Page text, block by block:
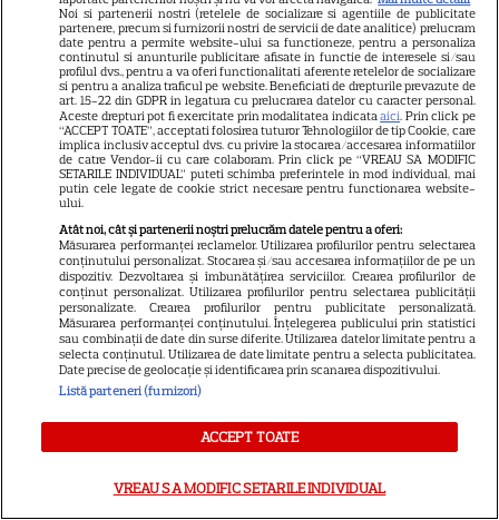
SERIALE AMERICANE
Sandra Oh dezvăluie de ce a
plecat din „Anatomia lui Grey”.
Discuția cu Shonda Rhimes
care a schimbat totul pentru
Cristina Yang
ARTICOLE PARTENERI
Horoscop Urania | Previziuni
astrologice pentru perioada 1 –
Noi si partenerii nostri (retelele de socializare si agentiile de publicitate
partenere, precum si furnizorii nostri de servicii de date analitice) prelucram
date pentru a permite website-ului sa functioneze, pentru a personaliza
continutul si anunturile publicitare afisate in functie de interesele si/sau
profilul dvs., pentru a va oferi functionalitati aferente retelelor de socializare
si pentru a analiza traficul pe website. Beneficiati de drepturile prevazute de
art. 15-22 din GDPR in legatura cu prelucrarea datelor cu caracter personal.
Aceste drepturi pot fi exercitate prin modalitatea indicataaici. Prin click pe
“ACCEPT TOATE”, acceptati folosirea tuturor Tehnologiilor de tip Cookie, care
implica inclusiv acceptul dvs. cu privire la stocarea/accesarea informatiilor
de catre Vendor-ii cu care colaboram. Prin click pe “VREAU SA MODIFIC
SETARILE INDIVIDUAL” puteti schimba preferintele in mod individual, mai
putin cele legate de cookie strict necesare pentru functionarea website-
ului.
Atât noi, cât și partenerii noștri prelucrăm datele pentru a oferi:
Măsurarea performanței reclamelor. Utilizarea profilurilor pentru selectarea
conținutului personalizat. Stocarea și/sau accesarea informațiilor de pe un
dispozitiv. Dezvoltarea și îmbunătățirea serviciilor. Crearea profilurilor de
conținut personalizat. Utilizarea profilurilor pentru selectarea publicității
personalizate. Crearea profilurilor pentru publicitate personalizată.
Măsurarea performanței conținutului. Înțelegerea publicului prin statistici
sau combinații de date din surse diferite. Utilizarea datelor limitate pentru a
selecta conținutul. Utilizarea de date limitate pentru a selecta publicitatea.
Date precise de geolocație și identificarea prin scanarea dispozitivului.
Listă parteneri (furnizori)
ACCEPT TOATE
VREAU SA MODIFIC SETARILE INDIVIDUAL